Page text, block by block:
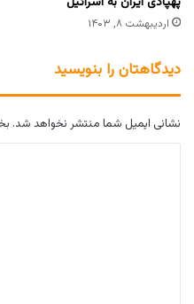
اردیبهشت ۸, ۱۴۰۳
دیدگاهتان را بنویسید
نشانی ایمیل شما منتشر نخواهد شد.